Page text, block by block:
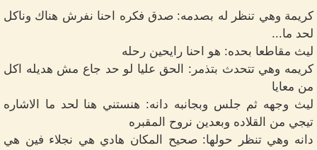
كريمة وهي تنظر له بصدمه: صدق فكره احنا نفرش هناك وناكل
لحد ما...
ليث مقاطعا بحده: هو احنا رايحين رحله
كريمه وهي تتحدث بتذمر: الحق عليا لو حد جاع مش هديله اكل
من معايا
ليث وجهه ثم جلس وبجانبه دانه: هنستني هنا لحد ما الاشاره
تيجي من القلاده وبعدين نروح المقبره
دانه وهي تنظر حولها: صحيح المكان هادي هي نجلاء فين هي